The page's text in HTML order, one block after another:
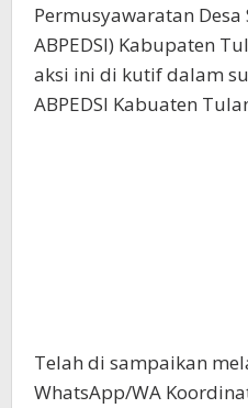
Permusyawaratan Desa
ABPEDSI) Kabupaten
aksi ini di kutif dalam
ABPEDSI Kabuaten
Telah di sampaikan
WhatsApp/WA